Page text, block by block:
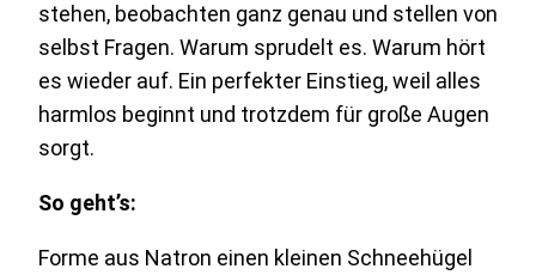
stehen, beobachten ganz genau und stellen von
selbst Fragen. Warum sprudelt es. Warum hört
es wieder auf. Ein perfekter Einstieg, weil alles
harmlos beginnt und trotzdem für große Augen
sorgt.
So geht’s:
Forme aus Natron einen kleinen Schneehügel